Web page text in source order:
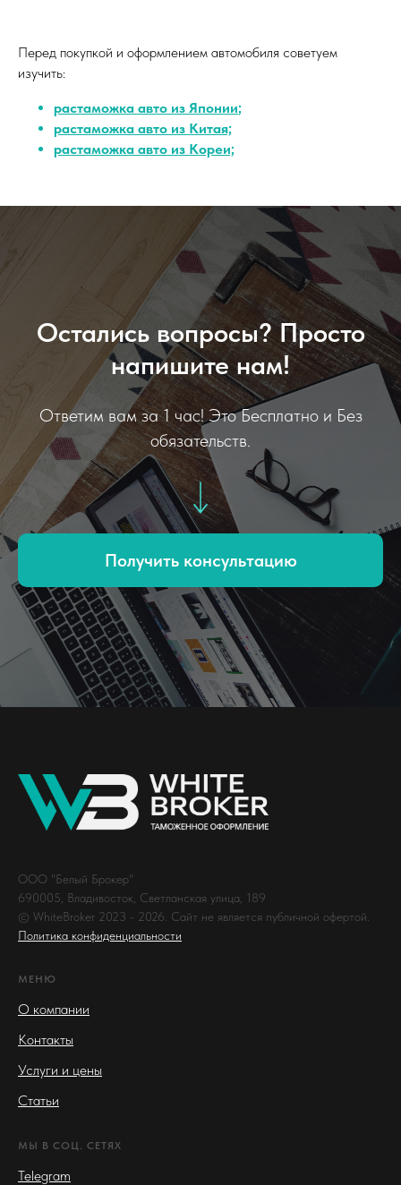
Перед покупкой и оформлением автомобиля советуем
изучить:
растаможка авто из Японии;
растаможка авто из Китая;
растаможка авто из Кореи;
Остались вопросы? Просто
напишите нам!
Ответим вам за 1 час! Это Бесплатно и Без
обязательств.
Получить консультацию
ООО "Белый Брокер"
690005, Владивосток, Светланская улица, 189
© WhiteBroker 2023 - 2026. Сайт не является публичной офертой.
Политика конфиденциальности
МЕНЮ
О компании
Контакты
Услуги и цены
Статьи
МЫ В СОЦ. СЕТЯХ
Telegram